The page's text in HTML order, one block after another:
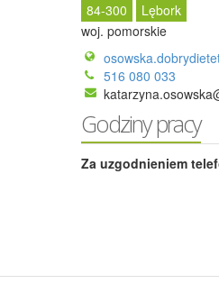
84-300
Lębork
woj. pomorskie
516 080 033
Godziny pracy
Za uzgodnieniem